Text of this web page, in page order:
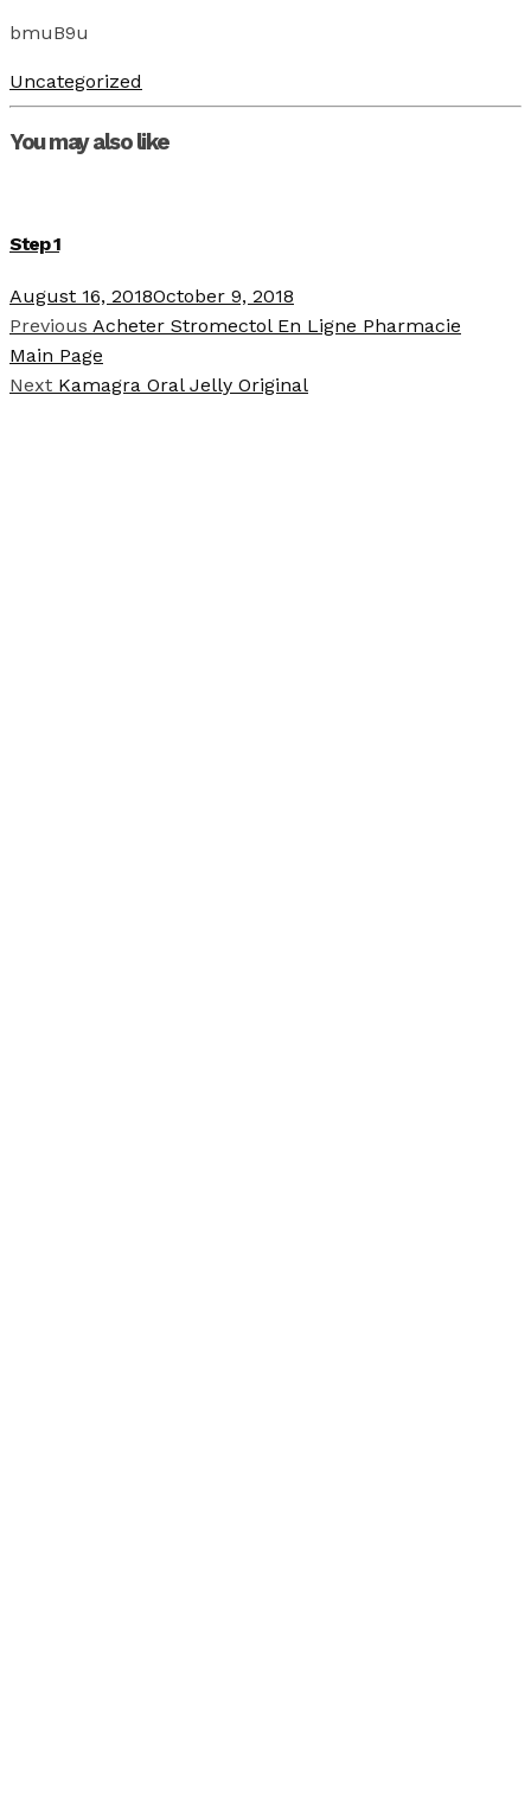
bmuB9u
Uncategorized
You may also like
Step 1
August 16, 2018October 9, 2018
Previous Acheter Stromectol En Ligne Pharmacie
Main Page
Next Kamagra Oral Jelly Original